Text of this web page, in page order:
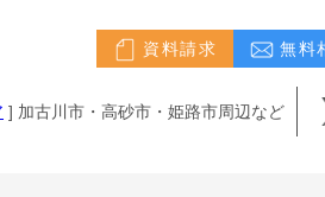
資料請求 無料
] 加古川市・高砂市・姫路市周辺など